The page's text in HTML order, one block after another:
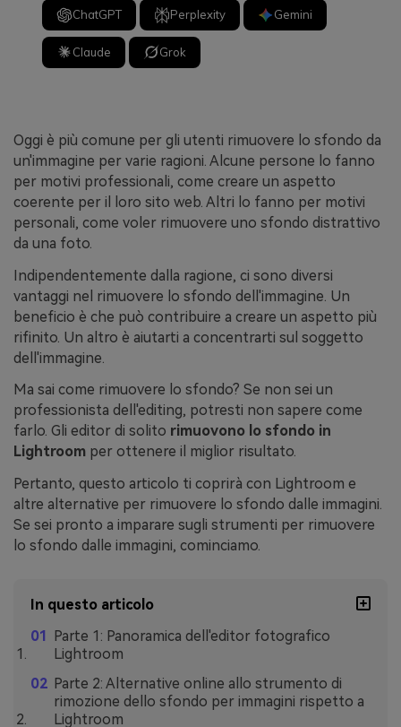
ChatGPT Perplexity Gemini
Claude Grok
Oggi è più comune per gli utenti rimuovere lo sfondo da
un'immagine per varie ragioni. Alcune persone lo fanno
per motivi professionali, come creare un aspetto
coerente per il loro sito web. Altri lo fanno per motivi
personali, come voler rimuovere uno sfondo distrattivo
da una foto.
Indipendentemente dalla ragione, ci sono diversi
vantaggi nel rimuovere lo sfondo dell'immagine. Un
beneficio è che può contribuire a creare un aspetto più
rifinito. Un altro è aiutarti a concentrarti sul soggetto
dell'immagine.
Ma sai come rimuovere lo sfondo? Se non sei un
professionista dell'editing, potresti non sapere come
farlo. Gli editor di solito rimuovono lo sfondo in
Lightroom per ottenere il miglior risultato.
Pertanto, questo articolo ti coprirà con Lightroom e
altre alternative per rimuovere lo sfondo dalle immagini.
Se sei pronto a imparare sugli strumenti per rimuovere
lo sfondo dalle immagini, cominciamo.
In questo articolo
Parte 1: Panoramica dell'editor fotografico
Lightroom
Parte 2: Alternative online allo strumento di
rimozione dello sfondo per immagini rispetto a
Lightroom